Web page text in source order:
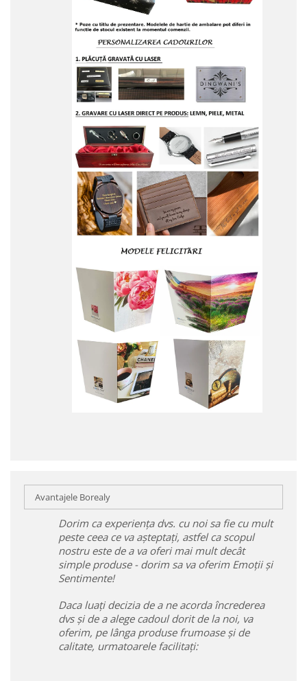
Avantajele Borealy
Dorim ca experiența dvs. cu noi sa fie cu mult
peste ceea ce va așteptați, astfel ca scopul
nostru este de a va oferi mai mult decât
simple produse - dorim sa va oferim Emoții și
Sentimente!
Daca luați decizia de a ne acorda încrederea
dvs și de a alege cadoul dorit de la noi, va
oferim, pe lânga produse frumoase și de
calitate, urmatoarele facilitați: